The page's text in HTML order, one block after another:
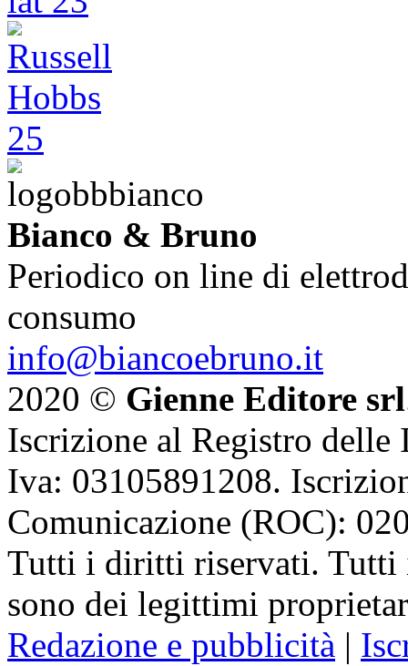
Bianco & Bruno
Periodico on line di
consumo
info@biancoebruno.it
2020 © Gienne Editore srl
Iscrizione al Registro delle
Iva: 03105891208.
Comunicazione (ROC):
Tutti i diritti riservati. Tutti
sono dei legittimi
Redazione e pubblicità |